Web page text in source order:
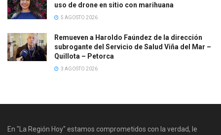
uso de drone en sitio con marihuana
5 AGOSTO 2026
Remueven a Haroldo Faúndez de la dirección
subrogante del Servicio de Salud Viña del Mar –
Quillota – Petorca
3 AGOSTO 2026
En "La Región Hoy" estamos comprometidos con la verdad, le